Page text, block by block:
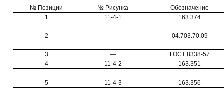
№ Позиции № Рисунка
Обозначение
1
11-4-1 163.374
2 04.703.70.09
3 —
ГОСТ 8338-57
4
11-4-2 163.351
5 11-4-3
163.356